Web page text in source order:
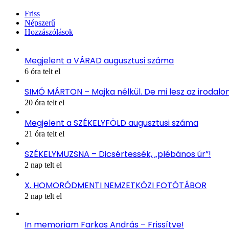
Friss
Népszerű
Hozzászólások
Megjelent a VÁRAD augusztusi száma
6 óra telt el
SIMÓ MÁRTON – Majka nélkül. De mi lesz az
20 óra telt el
Megjelent a SZÉKELYFÖLD augusztusi száma
21 óra telt el
SZÉKELYMUZSNA – Dicsértessék, „plébános úr”!
2 nap telt el
X. HOMORÓDMENTI NEMZETKÖZI FOTÓTÁBOR
2 nap telt el
In memoriam Farkas András – Frissítve!